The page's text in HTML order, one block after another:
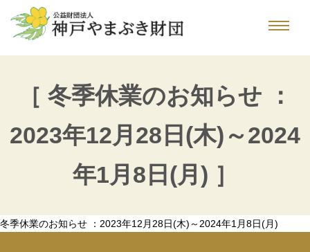
［ 冬季休業のお知らせ ：
2023年12月28日(木)～2024
年1月8日(月) ］
冬季休業のお知らせ ：2023年12月28日(木)～2024年1月8日(月)